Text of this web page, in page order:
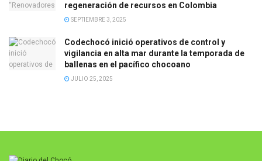
regeneración de recursos en Colombia
SEPTIEMBRE 3, 2025
Codechocó inició operativos de control y
vigilancia en alta mar durante la temporada de
ballenas en el pacífico chocoano
JULIO 25, 2025